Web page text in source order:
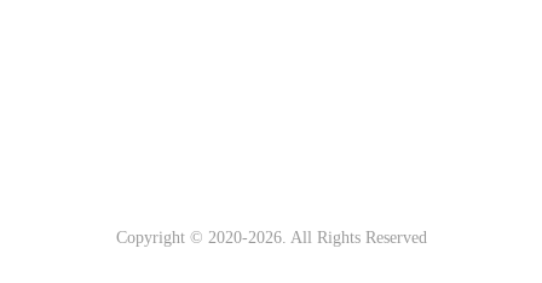
Copyright © 2020-2026. All Rights Reserved